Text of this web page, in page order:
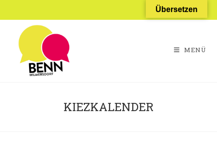
Inhalt
springen
MENÜ
KIEZKALENDER
Übersetzen